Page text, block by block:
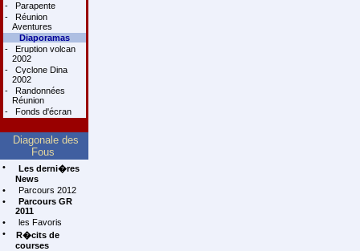
-
Parapente
-
Réunion
Aventures
Diaporamas
-
Eruption volcan
2002
-
Cyclone Dina
2002
-
Randonnées
Réunion
-
Fonds d'écran
Diagonale des
Fous
•
Les derni�res
News
•
Parcours 2012
•
Parcours GR
2011
•
les Favoris
•
R�cits de
courses